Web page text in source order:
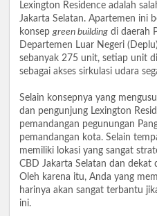
Lexington Residence adalah
Jakarta Selatan. Apartemen ini
konsepgreen building di daerah
Departemen Luar Negeri
sebanyak 275 unit, setiap unit
sebagai akses sirkulasi udara
Selain konsepnya yang
dan pengunjung Lexington
pemandangan pegunungan
pemandangan kota. Selain
memiliki lokasi yang sangat
CBD Jakarta Selatan dan dekat
Oleh karena itu, Anda yang
harinya akan sangat terbantu
ini.